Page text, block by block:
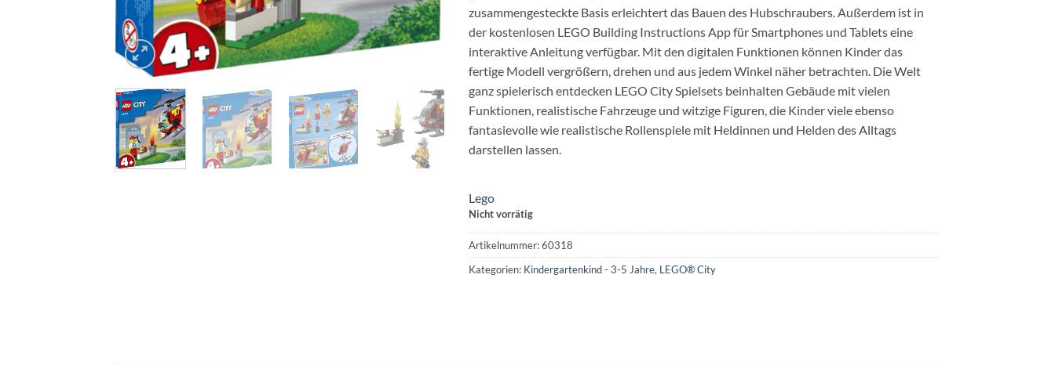
zusammengesteckte Basis erleichtert das Bauen des Hubschraubers. Außerdem ist in
der kostenlosen LEGO Building Instructions App für Smartphones und Tablets eine
interaktive Anleitung verfügbar. Mit den digitalen Funktionen können Kinder das
fertige Modell vergrößern, drehen und aus jedem Winkel näher betrachten. Die Welt
ganz spielerisch entdecken LEGO City Spielsets beinhalten Gebäude mit vielen
Funktionen, realistische Fahrzeuge und witzige Figuren, die Kinder viele ebenso
fantasievolle wie realistische Rollenspiele mit Heldinnen und Helden des Alltags
darstellen lassen.
Lego
Nicht vorrätig
Artikelnummer:60318
Kategorien: Kindergartenkind - 3-5 Jahre, LEGO® City